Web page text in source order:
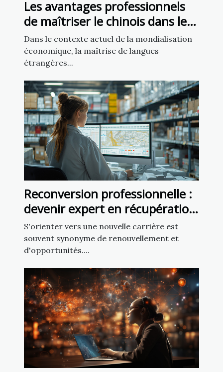
Les avantages professionnels
de maîtriser le chinois dans le
monde des affaires
international
Dans le contexte actuel de la mondialisation
économique, la maîtrise de langues
étrangères...
Reconversion professionnelle :
devenir expert en récupération
de colis perdus
S'orienter vers une nouvelle carrière est
souvent synonyme de renouvellement et
d'opportunités....